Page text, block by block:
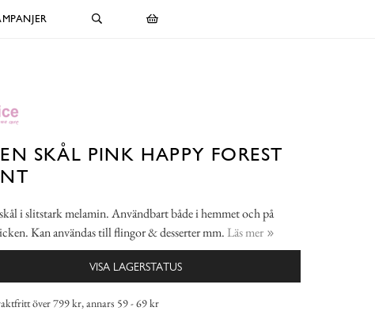
SKÅL PINK HAPPY FOREST
i slitstark melamin. Användbart både i hemmet och på
Kan användas till flingor & desserter mm. Läs mer
VISA LAGERSTATUS
över 799 kr, annars 59 - 69 kr